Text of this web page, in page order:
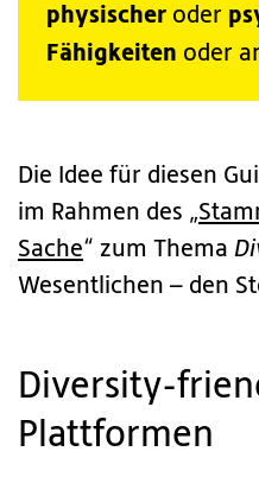
physischer oder
Fähigkeiten oder
Die Idee für diesen
im Rahmen des „
Sache“ zum Thema
Wesentlichen – den
Diversity-
Plattformen